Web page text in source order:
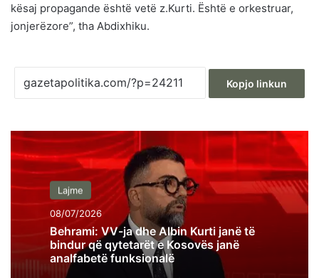
kësaj propagande është vetë z.Kurti. Është e orkestruar,
jonjerëzore”, tha Abdixhiku.
Kopjo linkun
Lajme
08/07/2026
Behrami: VV-ja dhe Albin Kurti janë të
bindur që qytetarët e Kosovës janë
analfabetë funksionalë